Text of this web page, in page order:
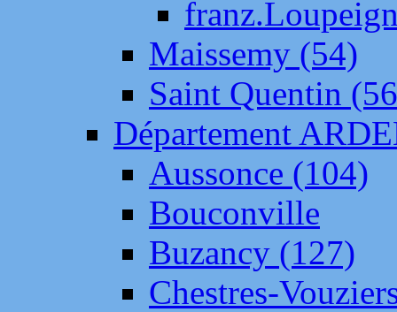
Maissemy (54)
Saint Quentin
Département
Aussonce (104)
Bouconville
Buzancy (127)
Chestres-